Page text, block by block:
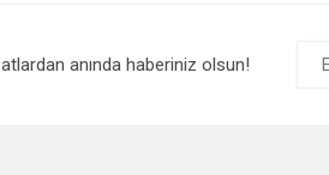
anında haberiniz olsun!